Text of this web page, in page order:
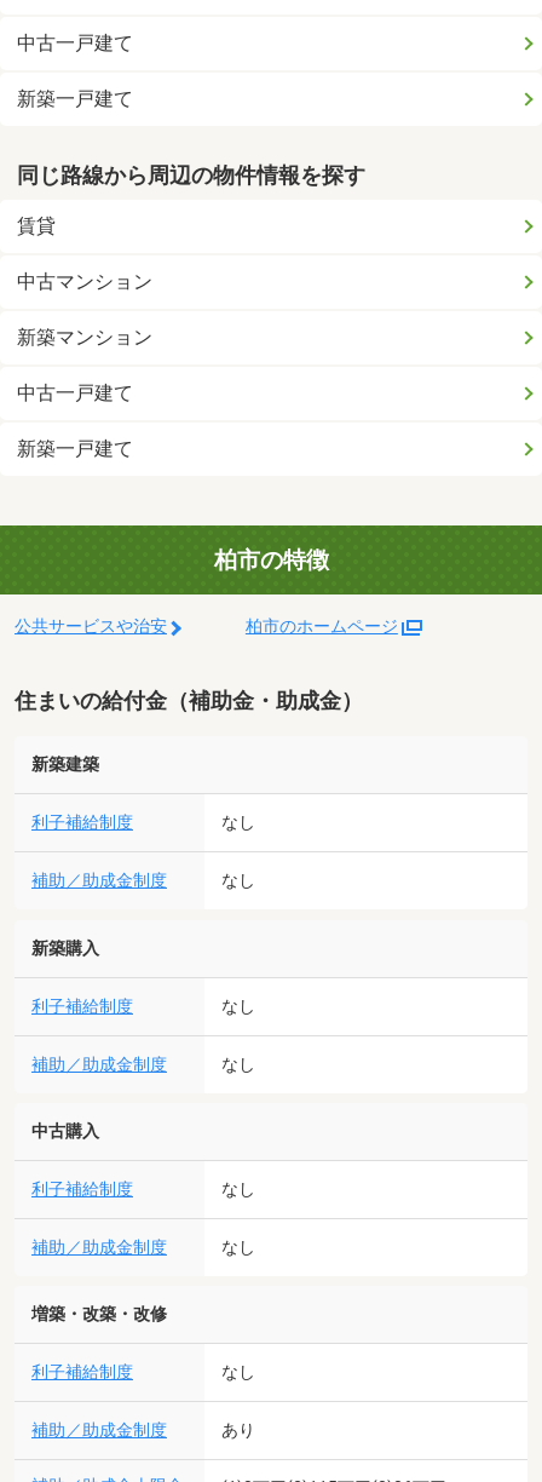
中古一戸建て
新築一戸建て
同じ路線から周辺の物件情報を探す
賃貸
中古マンション
新築マンション
中古一戸建て
新築一戸建て
柏市の特徴
公共サービスや治安 柏市のホームページ
住まいの給付金（補助金・助成金）
新築建築
利子補給制度 なし
補助／助成金制度 なし
新築購入
利子補給制度 なし
補助／助成金制度 なし
中古購入
利子補給制度 なし
補助／助成金制度 なし
増築・改築・改修
利子補給制度 なし
補助／助成金制度 あり